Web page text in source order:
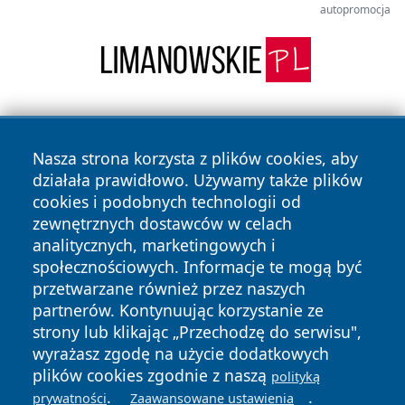
autopromocja
Nasza strona korzysta z plików cookies, aby
działała prawidłowo. Używamy także plików
cookies i podobnych technologii od
zewnętrznych dostawców w celach
analitycznych, marketingowych i
społecznościowych. Informacje te mogą być
przetwarzane również przez naszych
partnerów. Kontynuując korzystanie ze
strony lub klikając „Przechodzę do serwisu",
wyrażasz zgodę na użycie dodatkowych
plików cookies zgodnie z naszą polityką
prywatności. Zaawansowane ustawienia .
Copyright © 2026 wiadomosciplock.pl Wszystkie prawa
zastrzeżone.
News Autorzy
Polityka
Prywatności
Polityka
Cookies